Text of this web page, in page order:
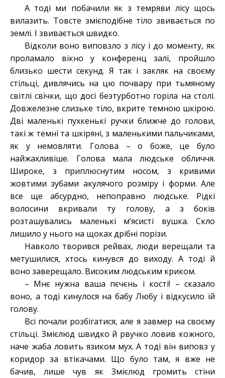
А тоді ми побачили як з темряви лісу щось
вилазить. Товсте змієподібне тіло звивається по
землі. І звивається швидко.
Відколи воно виповзло з лісу і до моменту, як
проламало вікно у конференц залі, пройшло
близько шести секунд. Я так і закляк на своєму
стільці, дивлячись на цю почвару при тьмяному
світлі свічки, що досі безтурботно горіла на столі.
Довжелезне слизьке тіло, вкрите темною шкірою.
Дві маленькі пухкенькі ручки ближче до голови,
такі ж темні та шкіряні, з маленькими пальчиками,
як у немовляти. Голова – о боже, це було
найжахливіше. Голова мала людське обличчя.
Широке, з приплюснутим носом, з кривими
жовтими зубами акулячого розміру і форми. Але
все ще абсурдно, непоправно людське. Рідкі
волосини вкривали ту голову, а з боків
розташувались маленькі м’ясисті вушка. Скло
лишило у нього на щоках дрібні порізи.
Навколо творився рейвах, люди верещали та
метушилися, хтось кинувся до виходу. А тоді й
воно заверещало. Високим людським криком.
– Мнє нужна ваша пєчєнь і кості! – сказало
воно, а тоді кинулося на бабу Любу і відкусило їй
голову.
Всі почали розбігатися, але я завмер на своєму
стільці. Змієлюд швидко й рвучко ловив кожного,
наче жаба ловить язиком мух. А тоді він виповз у
коридор за втікачами. Що було там, я вже не
бачив, лише чув як Змієлюд громить стіни